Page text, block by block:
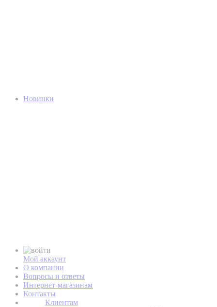
Новинки
Мой аккаунт
О компании
Вопросы и ответы
Интернет-магазинам
Контакты
Клиентам